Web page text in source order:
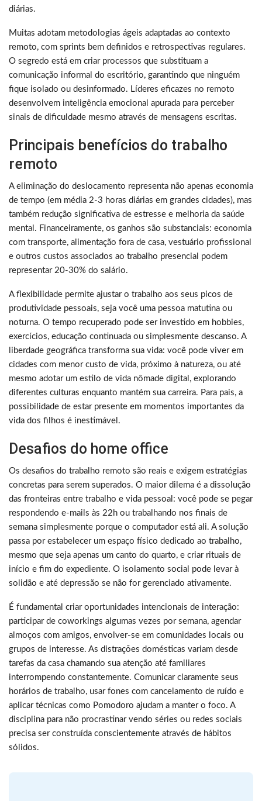
diárias.
Muitas adotam metodologias ágeis adaptadas ao contexto
remoto, com sprints bem definidos e retrospectivas regulares.
O segredo está em criar processos que substituam a
comunicação informal do escritório, garantindo que ninguém
fique isolado ou desinformado. Líderes eficazes no remoto
desenvolvem inteligência emocional apurada para perceber
sinais de dificuldade mesmo através de mensagens escritas.
Principais benefícios do trabalho
remoto
A eliminação do deslocamento representa não apenas economia
de tempo (em média 2-3 horas diárias em grandes cidades), mas
também redução significativa de estresse e melhoria da saúde
mental. Financeiramente, os ganhos são substanciais: economia
com transporte, alimentação fora de casa, vestuário profissional
e outros custos associados ao trabalho presencial podem
representar 20-30% do salário.
A flexibilidade permite ajustar o trabalho aos seus picos de
produtividade pessoais, seja você uma pessoa matutina ou
noturna. O tempo recuperado pode ser investido em hobbies,
exercícios, educação continuada ou simplesmente descanso. A
liberdade geográfica transforma sua vida: você pode viver em
cidades com menor custo de vida, próximo à natureza, ou até
mesmo adotar um estilo de vida nômade digital, explorando
diferentes culturas enquanto mantém sua carreira. Para pais, a
possibilidade de estar presente em momentos importantes da
vida dos filhos é inestimável.
Desafios do home office
Os desafios do trabalho remoto são reais e exigem estratégias
concretas para serem superados. O maior dilema é a dissolução
das fronteiras entre trabalho e vida pessoal: você pode se pegar
respondendo e-mails às 22h ou trabalhando nos finais de
semana simplesmente porque o computador está ali. A solução
passa por estabelecer um espaço físico dedicado ao trabalho,
mesmo que seja apenas um canto do quarto, e criar rituais de
início e fim do expediente. O isolamento social pode levar à
solidão e até depressão se não for gerenciado ativamente.
É fundamental criar oportunidades intencionais de interação:
participar de coworkings algumas vezes por semana, agendar
almoços com amigos, envolver-se em comunidades locais ou
grupos de interesse. As distrações domésticas variam desde
tarefas da casa chamando sua atenção até familiares
interrompendo constantemente. Comunicar claramente seus
horários de trabalho, usar fones com cancelamento de ruído e
aplicar técnicas como Pomodoro ajudam a manter o foco. A
disciplina para não procrastinar vendo séries ou redes sociais
precisa ser construída conscientemente através de hábitos
sólidos.